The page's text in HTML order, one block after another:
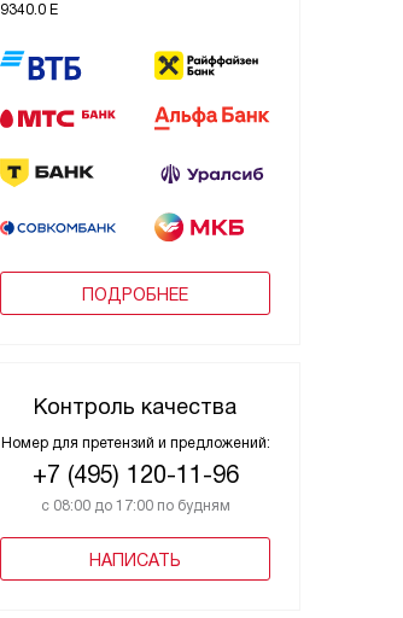
9340.0 E
ПОДРОБНЕЕ
Контроль качества
Номер для претензий и предложений:
+7 (495) 120-11-96
с 08:00 до 17:00 по будням
НАПИСАТЬ